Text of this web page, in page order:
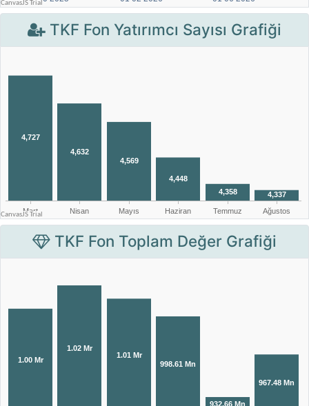
TKF Fon Yatırımcı Sayısı Grafiği
TKF Fon Toplam Değer Grafiği